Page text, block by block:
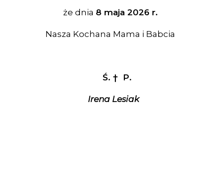
że dnia 8 maja 2026 r.
Nasza Kochana Mama i Babcia
Ś.† P.
Irena Lesiak